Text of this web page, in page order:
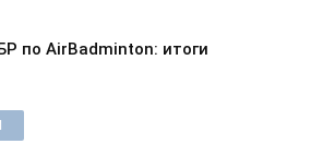
по AirBadminton: итоги